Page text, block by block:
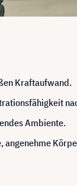
Kraftaufwand.
Ambiente.
angenehme